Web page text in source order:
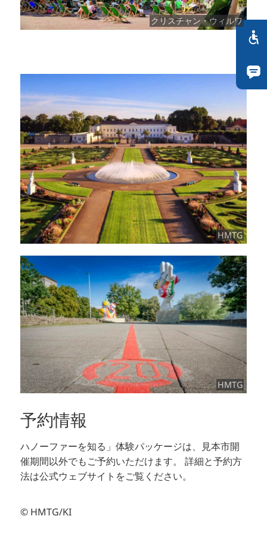
クリスチャン・ウィルワ
HMTG
HMTG
予約情報
ハノーファーを知る」体験パッケージは、見本市開
催期間以外でもご予約いただけます。
詳細と予約方
法は公式ウェブサイトをご覧ください。
© HMTG/KI